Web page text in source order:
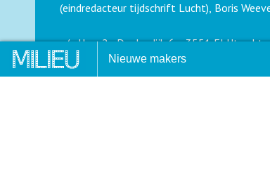
Afstudeerprijs 2025:
BEKEND
Dwarsliggers: VN-
Nieuwe makers
(eindredacteur tijdschrift Lucht), Boris
p/a Uco, 2e Daalsedijk 6a, 3551 EJ Utrecht
Telefoon: 030-2322989